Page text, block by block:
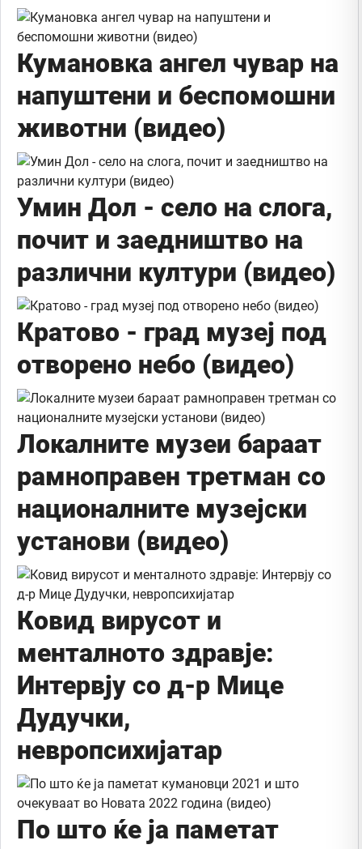
Кумановка ангел чувар на
напуштени и беспомошни
животни (видео)
Умин Дол - село на слога,
почит и заедништво на
различни култури (видео)
Кратово - град музеј под
отвoрено небо (видео)
Локалните музеи бараат
рамноправен третман со
националните музејски
установи (видео)
Ковид вирусот и
менталното здравје:
Интервју со д-р Мице
Дудучки,
невропсихијатар
По што ќе ја паметат